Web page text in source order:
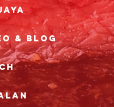
& Blog